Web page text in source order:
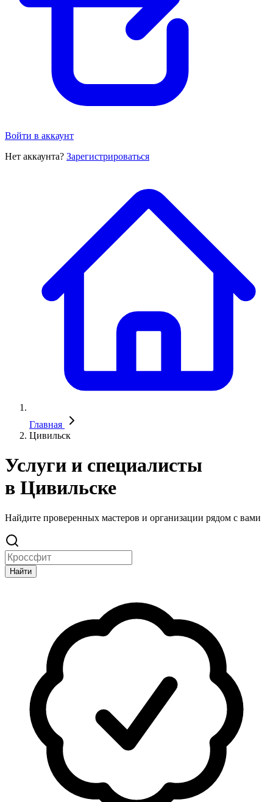
Войти в аккаунт
Нет аккаунта? Зарегистрироваться
Главная
Цивильск
Услуги и специалисты
в Цивильске
Найдите проверенных мастеров и организации рядом с вами
Найти